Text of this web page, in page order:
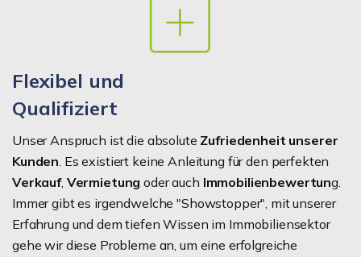
Flexibel und
Qualifiziert
Unser Anspruch ist die absolute Zufriedenheit unserer
Kunden. Es existiert keine Anleitung für den perfekten
Verkauf, Vermietung oder auch Immobilienbewertung.
Immer gibt es irgendwelche "Showstopper", mit unserer
Erfahrung und dem tiefen Wissen im Immobiliensektor
gehe wir diese Probleme an, um eine erfolgreiche